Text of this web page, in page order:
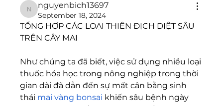
nguyenbich13697
nguyenbich13697
September 18, 2024
TỔNG HỢP CÁC LOẠI THIÊN ĐỊCH DIỆT SÂU
TRÊN CÂY MAI
Như chúng ta đã biết, việc sử dụng nhiều loại
thuốc hóa học trong nông nghiệp trong thời
gian dài đã dẫn đến sự mất cân bằng sinh
thái mai vàng bonsai khiến sâu bệnh ngày